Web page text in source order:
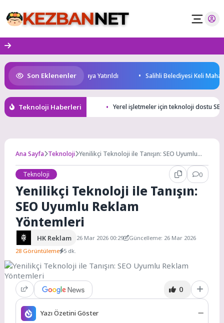
to
content
Son Eklenenler
Yatırım Potansiyeli Masaya Yatırıldı Salihli Belediyesi Keli
Teknoloji Haberleri Yerel işletmeler için teknoloji dostu
Ana Sayfa Teknoloji Yenilikçi Teknoloji ile Tanışın: SEO Uyumlu
Teknoloji
0
Yenilikçi Teknoloji ile Tanışın:
SEO Uyumlu Reklam
Yöntemleri
HK Reklam 26 Mar 2026 00:29
Güncelleme: 26 Mar 2026
28 Görüntüleme 5 dk.
0
Yazı Özetini Göster